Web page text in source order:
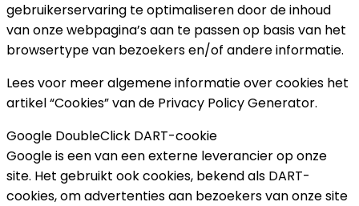
gebruikerservaring te optimaliseren door de inhoud
van onze webpagina’s aan te passen op basis van het
browsertype van bezoekers en/of andere informatie.
Lees voor meer algemene informatie over cookies het
artikel “Cookies” van de Privacy Policy Generator.
Google DoubleClick DART-cookie
Google is een van een externe leverancier op onze
site. Het gebruikt ook cookies, bekend als DART-
cookies, om advertenties aan bezoekers van onze site